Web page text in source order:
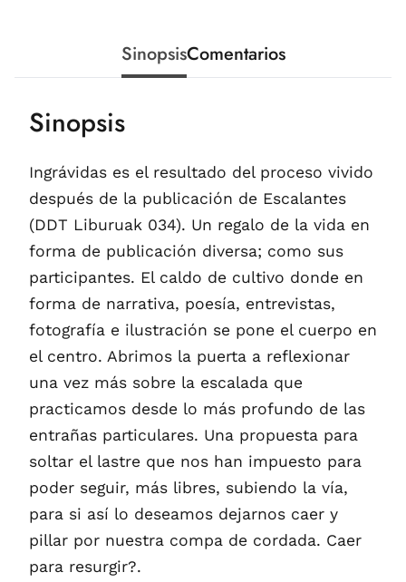
SinopsisComentarios
Sinopsis
Ingrávidas es el resultado del proceso vivido
después de la publicación de Escalantes
(DDT Liburuak 034). Un regalo de la vida en
forma de publicación diversa; como sus
participantes. El caldo de cultivo donde en
forma de narrativa, poesía, entrevistas,
fotografía e ilustración se pone el cuerpo en
el centro. Abrimos la puerta a reflexionar
una vez más sobre la escalada que
practicamos desde lo más profundo de las
entrañas particulares. Una propuesta para
soltar el lastre que nos han impuesto para
poder seguir, más libres, subiendo la vía,
para si así lo deseamos dejarnos caer y
pillar por nuestra compa de cordada. Caer
para resurgir?.